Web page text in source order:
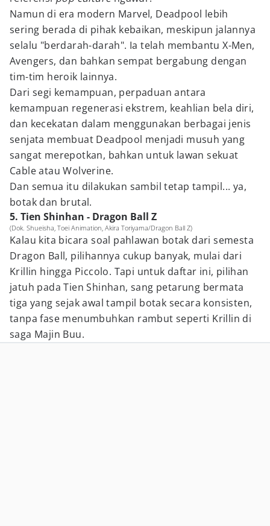
Namun di era modern Marvel, Deadpool lebih
sering berada di pihak kebaikan, meskipun jalannya
selalu "berdarah-darah". Ia telah membantu X-Men,
Avengers, dan bahkan sempat bergabung dengan
tim-tim heroik lainnya.
Dari segi kemampuan, perpaduan antara
kemampuan regenerasi ekstrem, keahlian bela diri,
dan kecekatan dalam menggunakan berbagai jenis
senjata membuat Deadpool menjadi musuh yang
sangat merepotkan, bahkan untuk lawan sekuat
Cable atau Wolverine.
Dan semua itu dilakukan sambil tetap tampil... ya,
botak dan brutal.
5. Tien Shinhan - Dragon Ball Z
(Dok. Shueisha, Toei Animation, Akira Toriyama/Dragon Ball Z)
Kalau kita bicara soal pahlawan botak dari semesta
Dragon Ball, pilihannya cukup banyak, mulai dari
Krillin hingga Piccolo. Tapi untuk daftar ini, pilihan
jatuh pada Tien Shinhan, sang petarung bermata
tiga yang sejak awal tampil botak secara konsisten,
tanpa fase menumbuhkan rambut seperti Krillin di
saga Majin Buu.